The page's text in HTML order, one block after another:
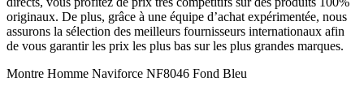
originaux. De plus, grâce à une équipe d’achat expérimentée, nous
assurons la sélection des meilleurs fournisseurs internationaux afin
de vous garantir les prix les plus bas sur les plus grandes marques.
Montre Homme Naviforce NF8046 Fond Bleu